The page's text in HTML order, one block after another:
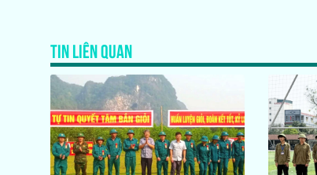
TIN LIÊN QUAN